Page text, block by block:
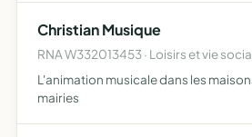
Christian Musique
RNA W332013453 · Loisirs et vie
L'animation musicale dans les
mairies